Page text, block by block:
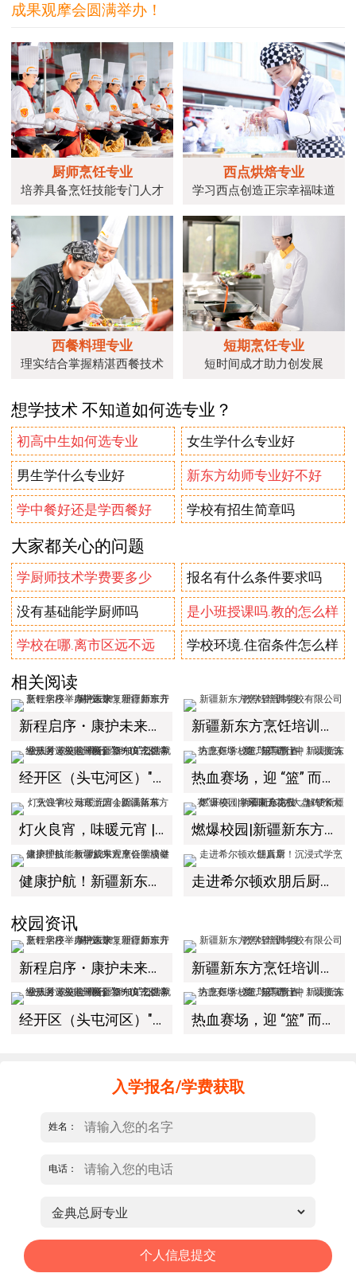
成果观摩会圆满举办！
厨师烹饪专业
培养具备烹饪技能专门人才
西点烘焙专业
学习西点创造正宗幸福味道
西餐料理专业
理实结合掌握精湛西餐技术
短期烹饪专业
短时间成才助力创发展
想学技术 不知道如何选专业？
初高中生如何选专业 女生学什么专业好
男生学什么专业好 新东方幼师专业好不好
学中餐好还是学西餐好 学校有招生简章吗
大家都关心的问题
学厨师技术学费要多少 报名有什么条件要求吗
没有基础能学厨师吗 是小班授课吗.教的怎么样
学校在哪.离市区远不远 学校环境.住宿条件怎么样
相关阅读
新程启序・康护未来｜新疆新东方烹饪学校举办中医康复理疗师班开幕仪式！ 新疆新东方烹饪培训学校有限公司教学管理制度
经开区（头屯河区）"3+10"公共就业服务进校园暨新疆新东方烹饪学校人才双选会+校企签约仪式圆满举行 热血赛场，迎 “篮” 而上｜新疆新东方烹饪学校篮球赛进行中！以技筑梦，乐享青春
灯火良宵，味暖元宵 | 新疆新东方烹饪学校元宵游园会圆满落幕 燃爆校园|新疆新东方“大盘鸡PK大赛”开赛！学子同台竞技，解锁新疆风味天花板
健康护航！新疆新东方烹饪学校健康护理技能教学成果观摩会圆满举办！ 走进希尔顿欢朋后厨！沉浸式学烹饪真章
校园资讯
新程启序・康护未来｜新疆新东方烹饪学校举办中医康复理疗师班开幕仪式！ 新疆新东方烹饪培训学校有限公司教学管理制度
经开区（头屯河区）"3+10"公共就业服务进校园暨新疆新东方烹饪学校人才双选会+校企签约仪式圆满举行 热血赛场，迎 “篮” 而上｜新疆新东方烹饪学校篮球赛进行中！以技筑梦，乐享青春
入学报名/学费获取
姓名：
电话：